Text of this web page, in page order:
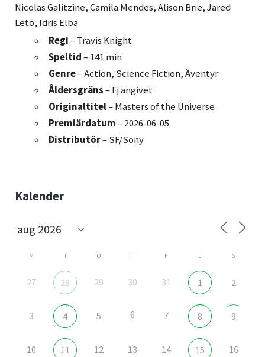
Nicolas Galitzine, Camila Mendes, Alison Brie, Jared
Leto, Idris Elba
Regi– Travis Knight
Speltid– 141 min
Genre– Action, Science Fiction, Äventyr
Åldersgräns– Ej angivet
Originaltitel– Masters of the Universe
Premiärdatum– 2026-06-05
Distributör– SF/Sony
Sidebar
Kalender
M T O T F L S
27 28 29 30 31 1 2
3 4 5 6 7 8 9
10 11 12 13 14 15 16